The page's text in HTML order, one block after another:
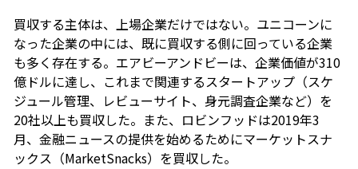
買収する主体は、上場企業だけではない。ユニコーンに
なった企業の中には、既に買収する側に回っている企業
も多く存在する。エアビーアンドビーは、企業価値が310
億ドルに達し、これまで関連するスタートアップ（スケ
ジュール管理、レビューサイト、身元調査企業など）を
20社以上も買収した。また、ロビンフッドは2019年3
月、金融ニュースの提供を始めるためにマーケットスナ
ックス（MarketSnacks）を買収した。